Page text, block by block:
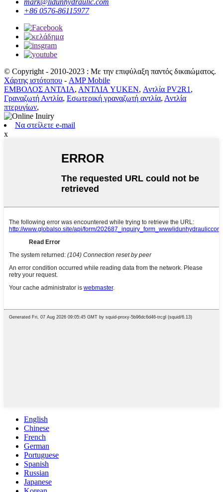
mark@lidunhydraulic.com
+86 0576-86115977
© Copyright - 2010-2023 : Με την επιφύλαξη παντός δικαιώματος.
Χάρτης ιστότοπου - AMP Mobile
ΕΜΒΟΛΟΣ ΑΝΤΛΙΑ, ΑΝΤΛΙΑ YUKEN, Αντλία PV2R1 ,
Γραναζωτή Αντλία, Εσωτερική γραναζωτή αντλία, Αντλία
πτερυγίων,
Να στείλετε e-mail
x
English
Chinese
French
German
Portuguese
Spanish
Russian
Japanese